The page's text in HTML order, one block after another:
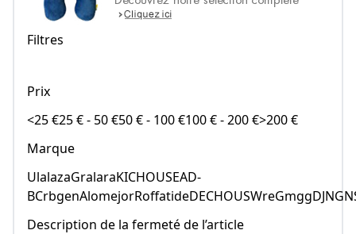
Filtres
Prix
<25 €25 € - 50 €50 € - 100 €100 € - 200 €>200 €
Marque
UlalazaGralaraKICHOUSEAD-
Description de la fermeté de l’article